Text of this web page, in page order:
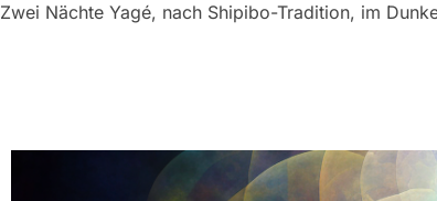
Zwei Nächte Yagé, nach Shipibo-Tradition, im